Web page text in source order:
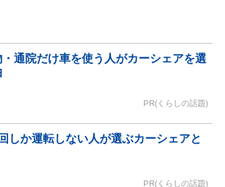
・通院だけ車を使う人がカーシェアを選
PR(くらしの話題)
しか運転しない人が選ぶカーシェアと
PR(くらしの話題)